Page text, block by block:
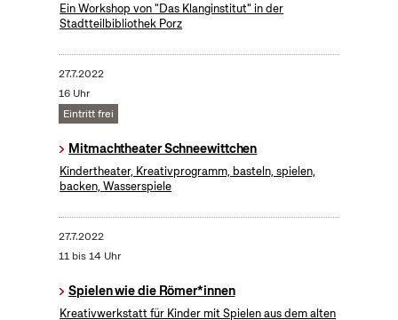
Ein Workshop von "Das Klanginstitut" in der
Stadtteilbibliothek Porz
27.7.2022
16 Uhr
Eintritt frei
Mitmachtheater Schneewittchen
Kindertheater, Kreativprogramm, basteln, spielen,
backen, Wasserspiele
27.7.2022
11 bis 14 Uhr
Spielen wie die Römer*innen
Kreativwerkstatt für Kinder mit Spielen aus dem alten